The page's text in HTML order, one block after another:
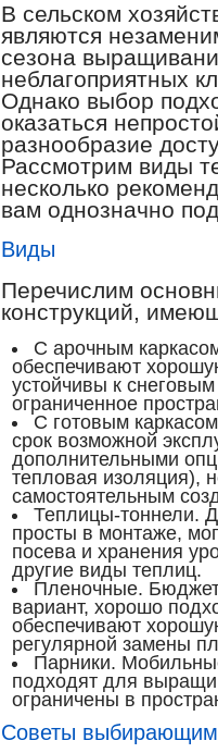
В сельском
являются
сезона
неблагоприятных
Однако выбор
оказаться
разнообразие
Рассмотрим виды
несколько
вам однозначно
Виды
Перечислим
конструкций,
С арочным
обеспечивают
устойчивы к
ограниченное
С готовым
срок возможной
дополнительными
тепловая изоляция),
самостоятельным
Теплицы-тоннели.
просты в монтаже,
посева и хранения
другие виды теплиц.
Пленочные.
вариант, хорошо
обеспечивают
регулярной замены
Парники.
подходят для
ограничены в
Советы выбирающим